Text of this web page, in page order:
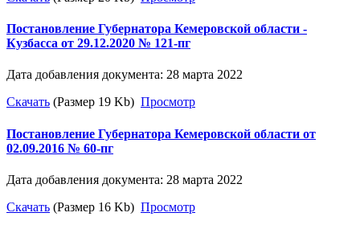
Постановление Губернатора Кемеровской области -
Кузбасса от 29.12.2020 № 121-пг
Дата добавления документа: 28 марта 2022
Скачать (Размер 19 Kb) Просмотр
Постановление Губернатора Кемеровской области от
02.09.2016 № 60-пг
Дата добавления документа: 28 марта 2022
Скачать (Размер 16 Kb) Просмотр